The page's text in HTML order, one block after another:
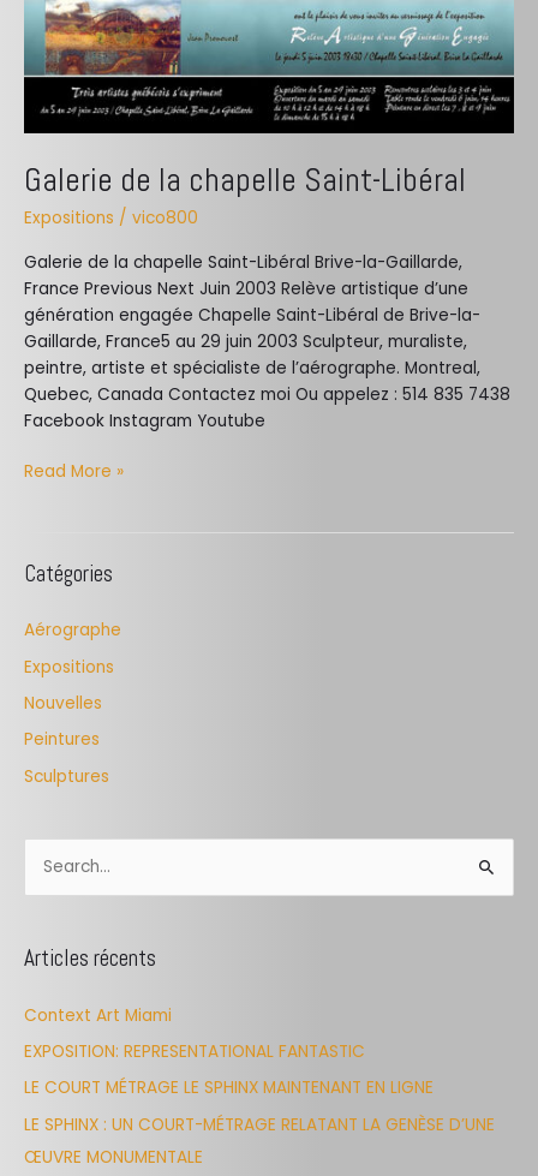
Galerie de la chapelle Saint-Libéral
Expositions / vico800
Galerie de la chapelle Saint-Libéral Brive-la-Gaillarde,
France Previous Next Juin 2003 Relève artistique d’une
génération engagée Chapelle Saint-Libéral de Brive-la-
Gaillarde, France5 au 29 juin 2003 Sculpteur, muraliste,
peintre, artiste et spécialiste de l’aérographe. Montreal,
Quebec, Canada Contactez moi Ou appelez : 514 835 7438
Facebook Instagram Youtube
Read More »
Catégories
Aérographe
Expositions
Nouvelles
Peintures
Sculptures
e
r
f
o
r
:
Articles récents
Context Art Miami
EXPOSITION: REPRESENTATIONAL FANTASTIC
LE COURT MÉTRAGE LE SPHINX MAINTENANT EN LIGNE
LE SPHINX : UN COURT-MÉTRAGE RELATANT LA GENÈSE D’UNE
ŒUVRE MONUMENTALE